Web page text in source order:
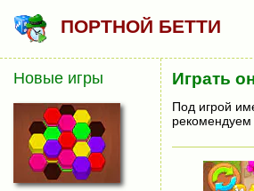
ПОРТНОЙ БЕТТИ
Играть
Под игрой
рекомендуем
Новые игры